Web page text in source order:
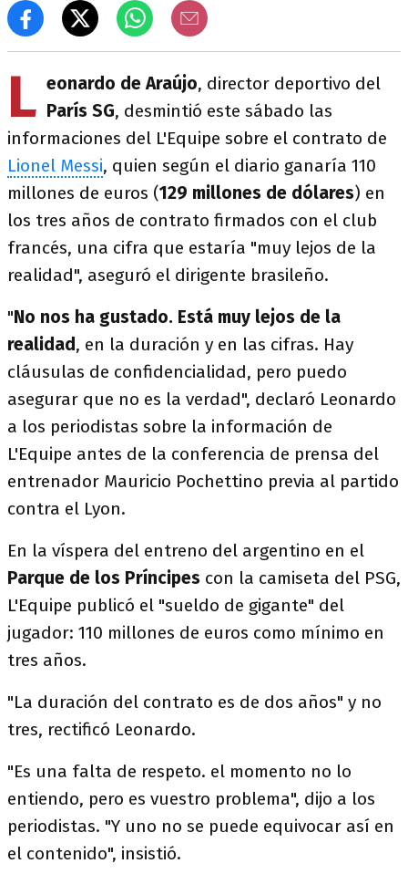
L eonardo de Araújo, director deportivo del
París SG, desmintió este sábado las
informaciones del L'Equipe sobre el contrato de
Lionel Messi, quien según el diario ganaría 110
millones de euros (129 millones de dólares) en
los tres años de contrato firmados con el club
francés, una cifra que estaría "muy lejos de la
realidad", aseguró el dirigente brasileño.
"No nos ha gustado. Está muy lejos de la
realidad, en la duración y en las cifras. Hay
cláusulas de confidencialidad, pero puedo
asegurar que no es la verdad", declaró Leonardo
a los periodistas sobre la información de
L'Equipe antes de la conferencia de prensa del
entrenador Mauricio Pochettino previa al partido
contra el Lyon.
En la víspera del entreno del argentino en el
Parque de los Príncipes con la camiseta del PSG,
L'Equipe publicó el "sueldo de gigante" del
jugador: 110 millones de euros como mínimo en
tres años.
"La duración del contrato es de dos años" y no
tres, rectificó Leonardo.
"Es una falta de respeto. el momento no lo
entiendo, pero es vuestro problema", dijo a los
periodistas. "Y uno no se puede equivocar así en
el contenido", insistió.